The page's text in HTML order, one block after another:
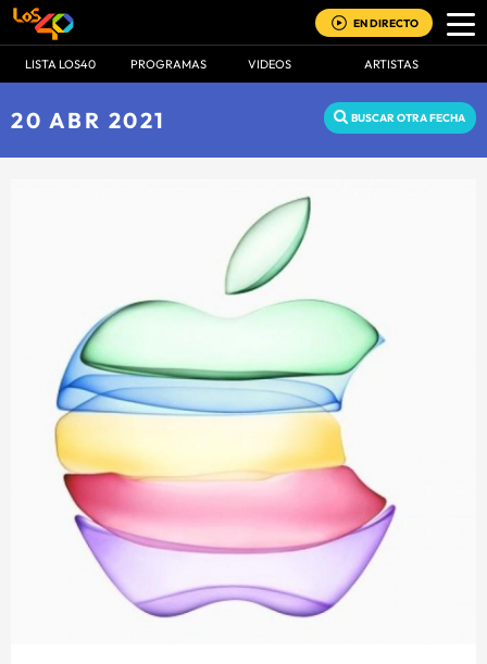
EN DIRECTO
LISTA LOS40 PROGRAMAS VIDEOS ARTISTAS
20 ABR 2021 BUSCAR OTRA FECHA